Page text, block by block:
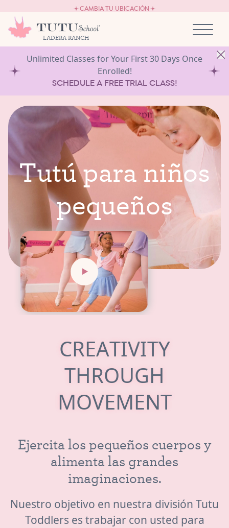
CAMBIA TU UBICACIÓN
LADERA RANCH
SÉ PROPIETARIO DE UNA TUTU SCHOOL
Unlimited Classes for Your First 30 Days Once
Enrolled!
SCHEDULE A FREE TRIAL CLASS!
Tutúpara niños
pequeños
CREATIVITY
THROUGH
MOVEMENT
Ejercita los pequeños cuerposy
alimenta las grandes
imaginaciones.
Nuestro objetivo en nuestra división Tutu
Toddlers es trabajar con usted para